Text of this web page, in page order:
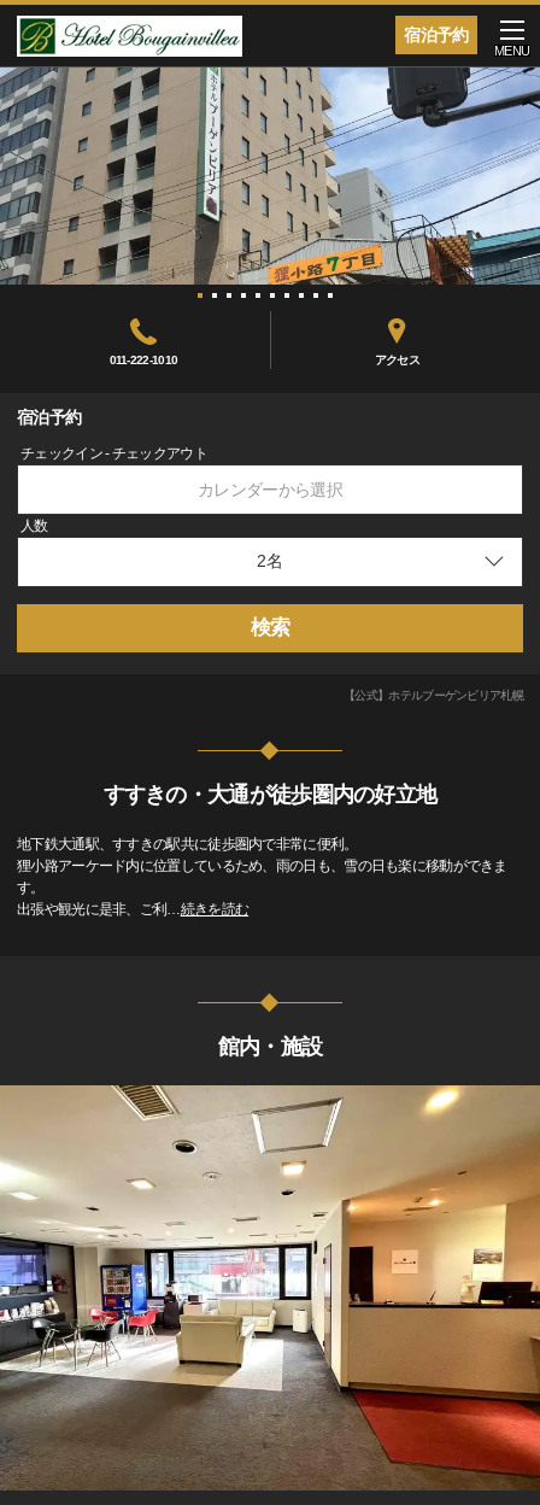
宿泊予約
MENU
011-222-1010 アクセス
宿泊予約
チェックイン - チェックアウト
カレンダーから選択
人数
検索
【公式】ホテルブーゲンビリア札幌
すすきの・大通が徒歩圏内の好立地
地下鉄大通駅、すすきの駅共に徒歩圏内で非常に便利。
狸小路アーケード内に位置しているため、雨の日も、雪の日も楽に移動ができま
す。
出張や観光に是非、ご利 …続きを読む
館内・施設